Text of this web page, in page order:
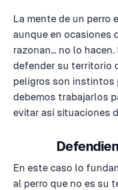
La mente de un perro
aunque en ocasiones
razonan... no lo
defender su territorio
peligros son instintos
debemos trabajarlos
evitar así situaciones
En este caso lo
al perro que no es su